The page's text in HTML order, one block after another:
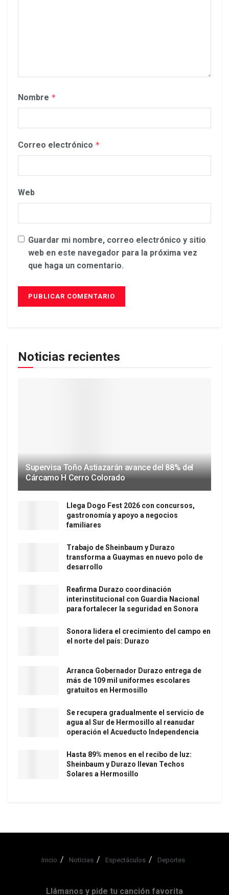
Nombre *
Correo electrónico *
Web
Guardar mi nombre, correo electrónico y sitio
web en este navegador para la próxima vez
que haga un comentario.
Noticias recientes
Supervisa Toño Astiazarán avance del 88% del
Cárcamo H Cerro Colorado
Llega Dogo Fest 2026 con concursos,
gastronomía y apoyo a negocios
familiares
Trabajo de Sheinbaum y Durazo
transforma a Guaymas en nuevo polo de
desarrollo
Reafirma Durazo coordinación
interinstitucional con Guardia Nacional
para fortalecer la seguridad en Sonora
Sonora lidera el crecimiento del campo en
el norte del país: Durazo
Arranca Gobernador Durazo entrega de
más de 109 mil uniformes escolares
gratuitos en Hermosillo
Se recupera gradualmente el servicio de
agua al Sur de Hermosillo al reanudar
operación el Acueducto Independencia
Hasta 89% menos en el recibo de luz:
Sheinbaum y Durazo llevan Techos
Solares a Hermosillo
Inicio Noticias Espectáculos Deportes
Llámanos y pide tu canción favorita